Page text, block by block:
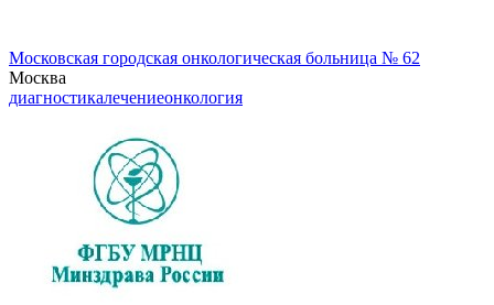
Московская городская онкологическая больница № 62
Москва
диагностикалечениеонкология